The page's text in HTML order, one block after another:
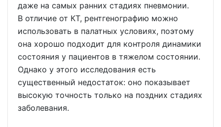
даже на самых ранних стадиях пневмонии.
В отличие от КТ, рентгенографию можно
использовать в палатных условиях, поэтому
она хорошо подходит для контроля динамики
состояния у пациентов в тяжелом состоянии.
Однако у этого исследования есть
существенный недостаток: оно показывает
высокую точность только на поздних стадиях
заболевания.